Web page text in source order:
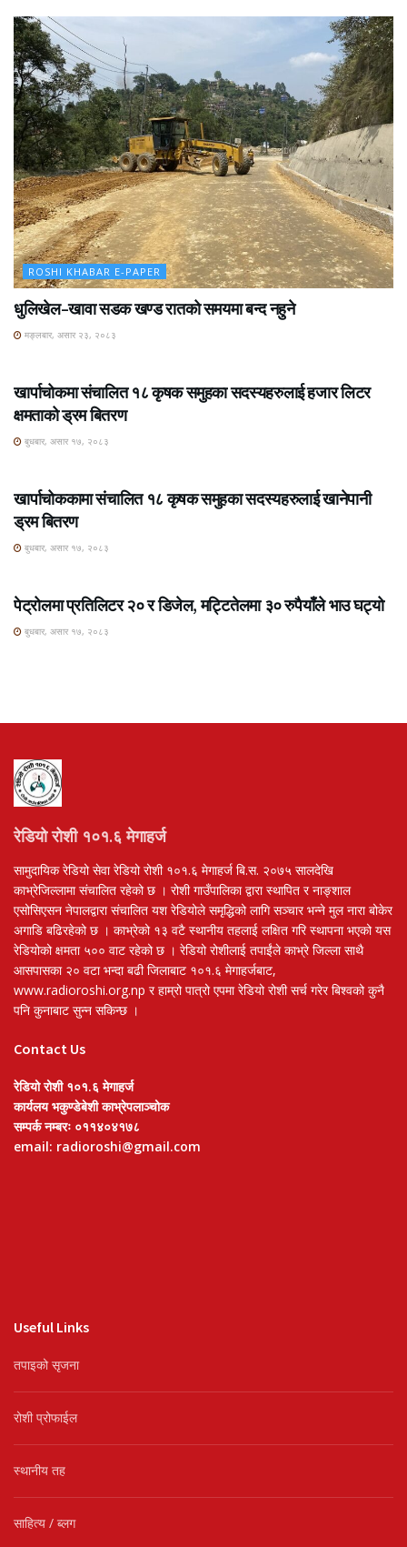
ROSHI KHABAR E-PAPER
धुलिखेल–खावा सडक खण्ड रातको समयमा बन्द नहुने
मङ्लबार, असार २३, २०८३
खार्पाचोकमा संचालित १८ कृषक समुहका सदस्यहरुलाई हजार लिटर
क्षमताको ड्रम बितरण
बुधबार, असार १७, २०८३
खार्पाचोककामा संचालित १८ कृषक समुहका सदस्यहरुलाई खानेपानी
ड्रम बितरण
बुधबार, असार १७, २०८३
पेट्रोलमा प्रतिलिटर २० र डिजेल, मट्टितेलमा ३० रुपैयाँले भाउ घट्यो
बुधबार, असार १७, २०८३
रेडियो रोशी १०१.६ मेगाहर्ज
सामुदायिक रेडियो सेवा रेडियो रोशी १०१.६ मेगाहर्ज बि.स. २०७५ सालदेखि
काभ्रेजिल्लामा संचालित रहेको छ । रोशी गाउँपालिका द्वारा स्थापित र नाङ्शाल
एसोसिएसन नेपालद्वारा संचालित यश रेडियोले समृद्धिको लागि सञ्चार भन्ने मुल नारा बोकेर
अगाडि बढिरहेको छ । काभ्रेको १३ वटै स्थानीय तहलाई लक्षित गरि स्थापना भएको यस
रेडियोको क्षमता ५०० वाट रहेको छ । रेडियो रोशीलाई तपाईंले काभ्रे जिल्ला साथै
आसपासका २० वटा भन्दा बढी जिलाबाट १०१.६ मेगाहर्जबाट,
www.radioroshi.org.np र हाम्रो पात्रो एपमा रेडियो रोशी सर्च गरेर बिश्वको कुनै
पनि कुनाबाट सुन्न सकिन्छ ।
Contact Us
रेडियो रोशी १०१.६ मेगाहर्ज
कार्यलय भकुण्डेबेशी काभ्रेपलाञ्चोक
सम्पर्क नम्बरः ०११४०४१७८
email: radioroshi@gmail.com
Useful Links
तपाइको सृजना
रोशी प्रोफाईल
स्थानीय तह
साहित्य / ब्लग